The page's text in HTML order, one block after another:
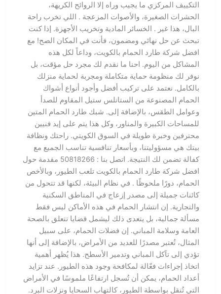
التكييف المركزي ما يجيب وراه إلا الروائح الكريهة،
الحشرات الصغيرة، والأصوات المزعجة . اللي تخرب راحة
البال، هذا غير . الخسائر المادية وتخريب الأجهزة. إذا كنت
تبحث عن حل نهائي ومضمون، فأنت في المكان الصح! مع
افضل شركة طارد الحمام بالكويت، وداعاً لكل هذه
المشاكل من اليوم. احنا ما نقدم لك مجرد حل مؤقت، بل
نوفر لك منظومة حماية متكاملة ومجربة لحماية منزلك
بالكامل. نعتمد على تركيب أفضل وأجود أنواع أشواك
الحمام المصنوعة من الستانلس ستيل المقاوم للصدأ
وعوامل الطقس، بالإضافة إلى. شبك طارد الحمام المتين
للمساحات الكبيرة والمناور، وكل هذا يتم على إيد فنيين
محترفين وخبرة طويلة في السوق الكويتي. راحتك ونظافة
بيتك هي مسؤوليتنا، وبأسعار تنافسية تناسب الجميع مع
كفالة تضمن لك النتيجة. اتصل بنا : 50818266 مقدمة حول
افضل شركة طارد الحمام بالكويت تلعب الطيور، وبالأخص
الحمام، دورًا ملحوظًا . في نظام البيئة، لكنها قد تتحول من
كائنات جميلة إلى مصدر إزعاج في المناطق السكنية
والتجارية. إن انتشار الحمام في هذه الأماكن ليس فقط
مسألة جمالية، بل يتعدى ذلك ليشمل قضايا تتعلق بالصحة
العامة وسلامة المباني. إن فضلات الحمام، على سبيل
المثال، تُعتبر مصدرًا للعديد من الأمراض، بالإضافة إلى أنها
تؤدي إلى تآكل المباني وتدمير الأسطح. هذا يُظهر أهمية
اتخاذ إجراءات فعّالة لمكافحة وجود هذه الطيور. عند تزايد
أعداد الحمام، يمكن أن تُسجل ارتفاعًا ملموسًا في الأمراض
التي تُنقل بواسطة الطيور، كالتهاب السحايا ونزلات البرد.